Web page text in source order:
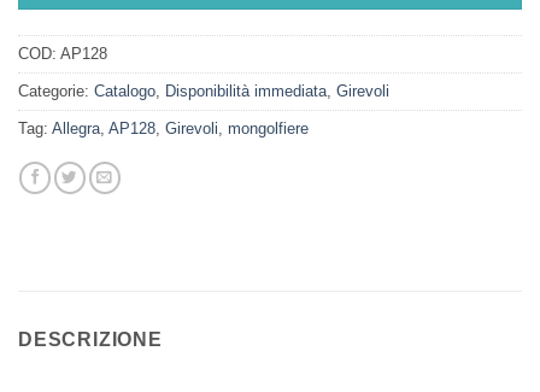
COD: AP128
Categorie: Catalogo Disponibilità immediata Girevoli
Tag: Allegra AP128 Girevoli mongolfiere
DESCRIZIONE